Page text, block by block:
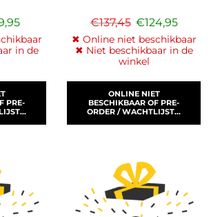
in de
PRE-
€137,45 €124,95
✖ Online niet beschikbaar
✖ Niet beschikbaar in de
winkel
ONLINE NIET
BESCHIKBAAR OF PRE-
ORDER / WACHTLIJST...